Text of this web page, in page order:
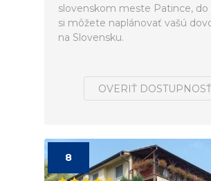
slovenskom meste Patince,
si môžete naplánovať vašú
na Slovensku.
OVERIŤ DOSTUPNOSŤ
8